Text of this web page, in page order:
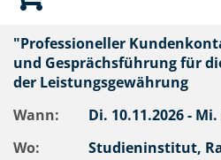
"Professioneller
und Gesprächsführung für
der Leistungsgewährung
Wann:
Di. 10.11.2026 - Mi.
Wo:
Studieninstitut,